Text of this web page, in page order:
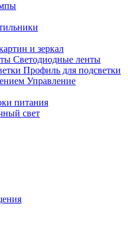
и зеркал
Светодиодные ленты
Профиль для подсветки
Управление
питания
свет